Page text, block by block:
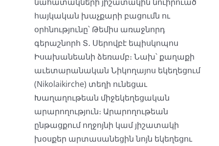
հայկական խաչքարի բացումն ու
օրհնությունը՝ Թեմիս առաջնորդ
գերաշնորհ Տ․ Սերովբէ եպիսկոպոս
Իսախանեանի ձեռամբ։ Նախ՝ քաղաքի
աւետարանական Նիկողայոս եկեղեցում
(Nikolaikirche) տեղի ունեցաւ
Խաղաղութեան միջեկեղեցական
արարողություն։ Արարողութեան
ընթացքում ողջոյնի կամ յիշատակի
խօսքեր արտասանեցին նոյն եկեղեցու